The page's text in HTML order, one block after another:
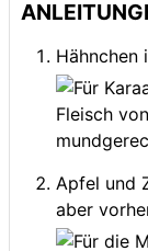
Hähnchen
Apfel und
aber